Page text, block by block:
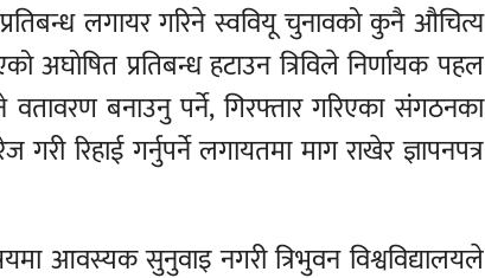
लगायर गरिने स्ववियू चुनावको कुनै औचित्य
प्रतिबन्ध हटाउन त्रिविले निर्णायक पहल
वतावरण बनाउनु पर्ने, गिरफ्तार गरिएका संगठनका
गरी रिहाई गर्नुपर्ने लगायतमा माग राखेर ज्ञापनपत्र
आवस्यक सुनुवाइ नगरी त्रिभुवन विश्वविद्यालयले